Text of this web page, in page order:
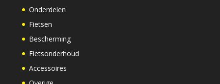
Onderdelen
Fietsen
Bescherming
Fietsonderhoud
Accessoires